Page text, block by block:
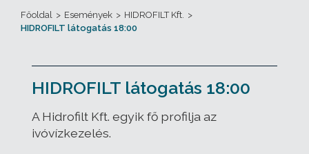
Főoldal > Események > HIDROFILT Kft. >
HIDROFILT látogatás 18:00
HIDROFILT látogatás 18:00
A Hidrofilt Kft. egyik fő profilja az
ivóvízkezelés.